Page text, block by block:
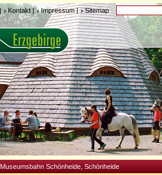
Kontakt| Impressum| Sitemap
Museumsbahn Schönheide, Schönheide